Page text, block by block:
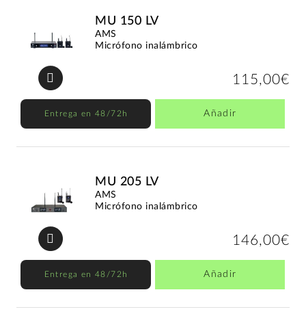
MU 150 LV
AMS
Micrófono inalámbrico
115,00€
Entrega en 48/72h Añadir
MU 205 LV
AMS
Micrófono inalámbrico
146,00€
Entrega en 48/72h Añadir